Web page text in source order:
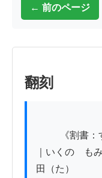
← 前のページ
翻刻
｜いくのゝも
田（た）